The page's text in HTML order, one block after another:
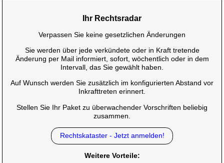
Ihr Rechtsradar
Verpassen Sie keine gesetzlichen Änderungen
Sie werden über jede verkündete oder in Kraft tretende
Änderung per Mail informiert, sofort, wöchentlich oder in dem
Intervall, das Sie gewählt haben.
Auf Wunsch werden Sie zusätzlich im konfigurierten Abstand vor
Inkrafttreten erinnert.
Stellen Sie Ihr Paket zu überwachender Vorschriften beliebig
zusammen.
Rechtskataster - Jetzt anmelden!
Weitere Vorteile: